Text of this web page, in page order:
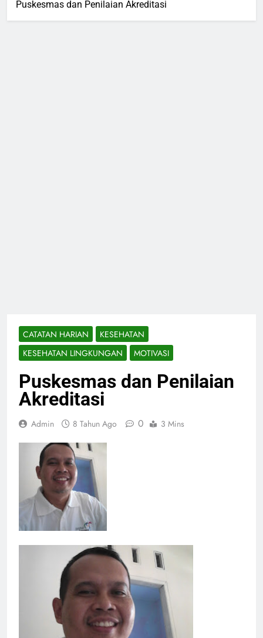
Puskesmas dan Penilaian Akreditasi
CATATAN HARIAN
KESEHATAN
KESEHATAN LINGKUNGAN
MOTIVASI
Puskesmas dan Penilaian
Akreditasi
Admin 8 Tahun Ago 0 3 Mins